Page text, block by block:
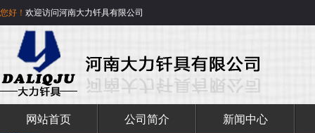
您好！ 欢迎访问河南大力钎具有限公司
网站首页 公司简介 新闻中心